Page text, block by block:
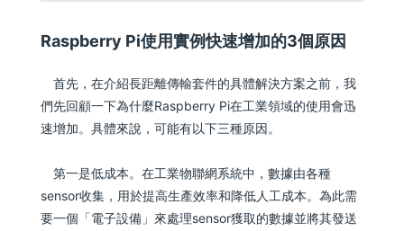
Raspberry Pi使用實例快速增加的3個原因
首先，在介紹長距離傳輸套件的具體解決方案之前，我
們先回顧一下為什麼Raspberry Pi在工業領域的使用會迅
速增加。具體來說，可能有以下三種原因。
第一是低成本。在工業物聯網系統中，數據由各種
sensor收集，用於提高生產效率和降低人工成本。為此需
要一個「電子設備」來處理sensor獲取的數據並將其發送